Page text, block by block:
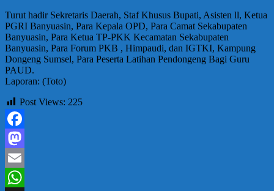
Turut hadir Sekretaris Daerah, Staf Khusus Bupati, Asisten ll, Ketua
PGRI Banyuasin, Para Kepala OPD, Para Camat Sekabupaten
Banyuasin, Para Ketua TP-PKK Kecamatan Sekabupaten
Banyuasin, Para Forum PKB , Himpaudi, dan IGTKI, Kampung
Dongeng Sumsel, Para Peserta Latihan Pendongeng Bagi Guru
PAUD.
Laporan: (Toto)
Post Views: 225
Facebook
Mastodon
Email